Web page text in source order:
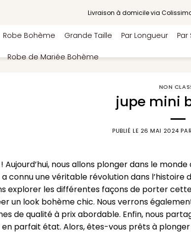
Livraison à domicile via
Robe Bohème Grande Taille Par Longueur Par
Robe de Mariée Bohème
NON
jupe mini
PUBLIÉ LE 26 MAI 2024 PAR
Aujourd’hui, nous allons plonger dans le
connu une véritable révolution dans l’histoire
explorer les différentes façons de porter
un look bohème chic. Nous verrons
de qualité à prix abordable. Enfin, nous
parfait état. Alors, êtes-vous prêts à plonger